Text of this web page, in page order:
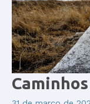
Caminhos
para
Deus